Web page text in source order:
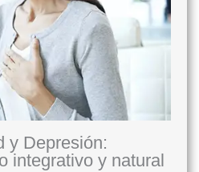
y Depresión:
integrativo y natural